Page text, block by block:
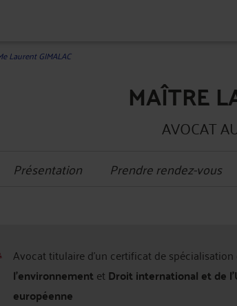
Laurent GIMALAC
MAÎTRE
AVOCAT
Présentation Prendre rendez-vous
Avocat titulaire d'un certificat de spécialisation
l'environnement etDroit international et de
européenne